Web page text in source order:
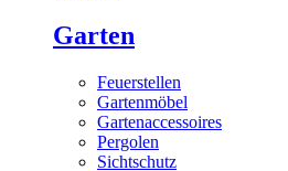
Garten
Feuerstellen
Gartenmöbel
Gartenaccessoires
Pergolen
Sichtschutz